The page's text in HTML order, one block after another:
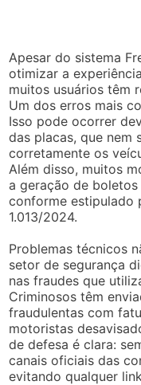
Apesar do sistema
otimizar a
muitos usuários têm
Um dos erros mais
Isso pode ocorrer
das placas, que nem
corretamente os
Além disso, muitos
a geração de
conforme estipulado
1.013/2024.
Problemas técnicos
setor de segurança
nas fraudes que
Criminosos têm
fraudulentas com
motoristas
de defesa é clara:
canais oficiais das
evitando qualquer